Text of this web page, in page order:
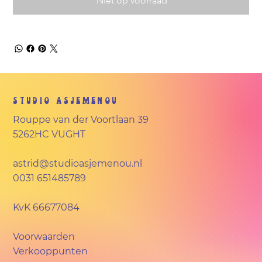
Studio Asjemenou
Rouppe van der Voortlaan 39
5262HC VUGHT
astrid@studioasjemenou.nl
0031 651485789
KvK66677084
Voorwaarden
Verkooppunten